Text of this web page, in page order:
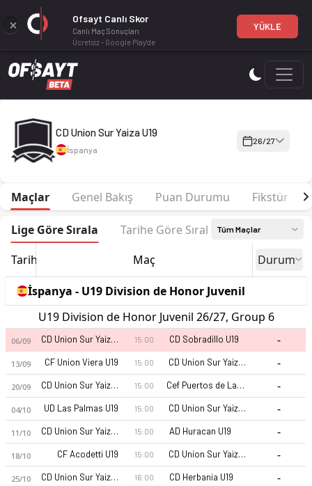
CD Union Sur Yaiza U19 26-27 sezonu | U19 Division de
CD Union Sur Yaiza U19
İspanya
26/27
Maçlar Genel Bakış Puan Durumu Fikstür
Lige Göre Sırala Tarihe Göre Sırala Tüm Maçlar
Tarih Maç Durum
İspanya - U19 Division de Honor Juvenil
U19 Division de Honor Juvenil 26/27, Group 6
06/09 CD Union Sur Yaiza U19 15:00 CD Sobradillo U19 -
13/09 CF Union Viera U19 15:00 CD Union Sur Yaiza U19 -
20/09 CD Union Sur Yaiza U19 15:00 Cef Puertos de Las Palmas U19 -
04/10 UD Las Palmas U19 15:00 CD Union Sur Yaiza U19 -
11/10 CD Union Sur Yaiza U19 15:00 AD Huracan U19 -
18/10 CF Acodetti U19 15:00 CD Union Sur Yaiza U19 -
25/10 CD Union Sur Yaiza U19 16:00 CD Herbania U19 -
Ofsayt Canlı Skor
Canlı Maç Sonuçları
Ücretsiz - Google Play'de
YÜKLE